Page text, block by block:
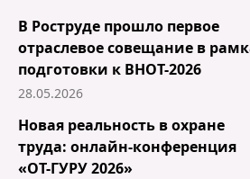
В Роструде прошло первое
отраслевое совещание в
подготовки к ВНОТ-2026
28.05.2026
Новая реальность в охране
труда: онлайн-конференция
«ОТ-ГУРУ 2026»